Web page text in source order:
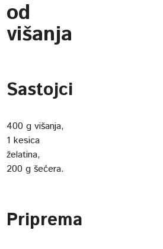
od
višanja
Sastojci
400 g višanja,
1 kesica
želatina,
200 g šećera.
Priprema